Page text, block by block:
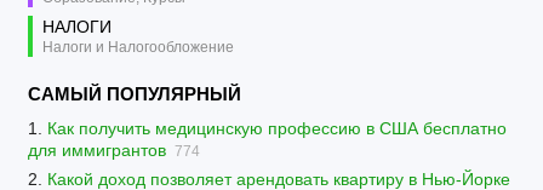
НАЛОГИ
Налоги и Налогообложение
САМЫЙ ПОПУЛЯРНЫЙ
1. Как получить медицинскую профессию в США бесплатно
для иммигрантов 774
2. Какой доход позволяет арендовать квартиру в Нью-Йорке